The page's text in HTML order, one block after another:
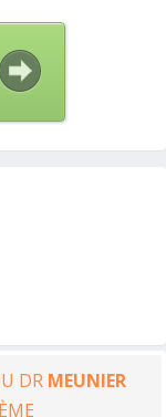
DR MEUNIER